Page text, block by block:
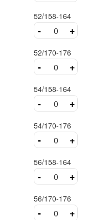
52/158-164
- +
52/170-176
- +
54/158-164
- +
54/170-176
- +
56/158-164
- +
56/170-176
- +